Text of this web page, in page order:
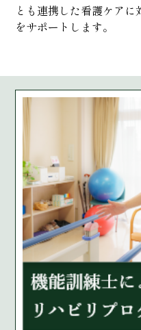
とも連携した看護ケア
をサポートします。